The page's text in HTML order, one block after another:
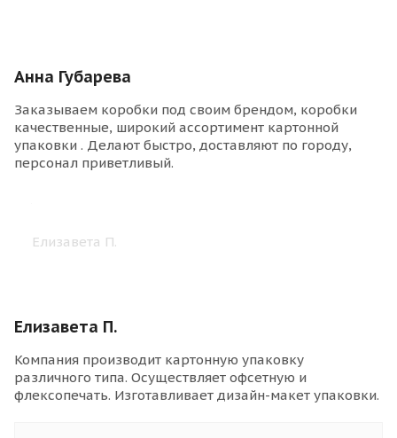
Анна Губарева
Заказываем коробки под своим брендом, коробки
качественные, широкий ассортимент картонной
упаковки . Делают быстро, доставляют по городу,
персонал приветливый.
Елизавета П.
Компания производит картонную упаковку
различного типа. Осуществляет офсетную и
флексопечать. Изготавливает дизайн-макет упаковки.